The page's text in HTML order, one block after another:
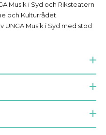
Musik i Syd och Riksteatern
och Kulturrådet.
UNGA Musik i Syd med stöd